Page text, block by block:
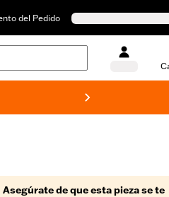
del Pedido
Asegúrate de que esta pieza se te